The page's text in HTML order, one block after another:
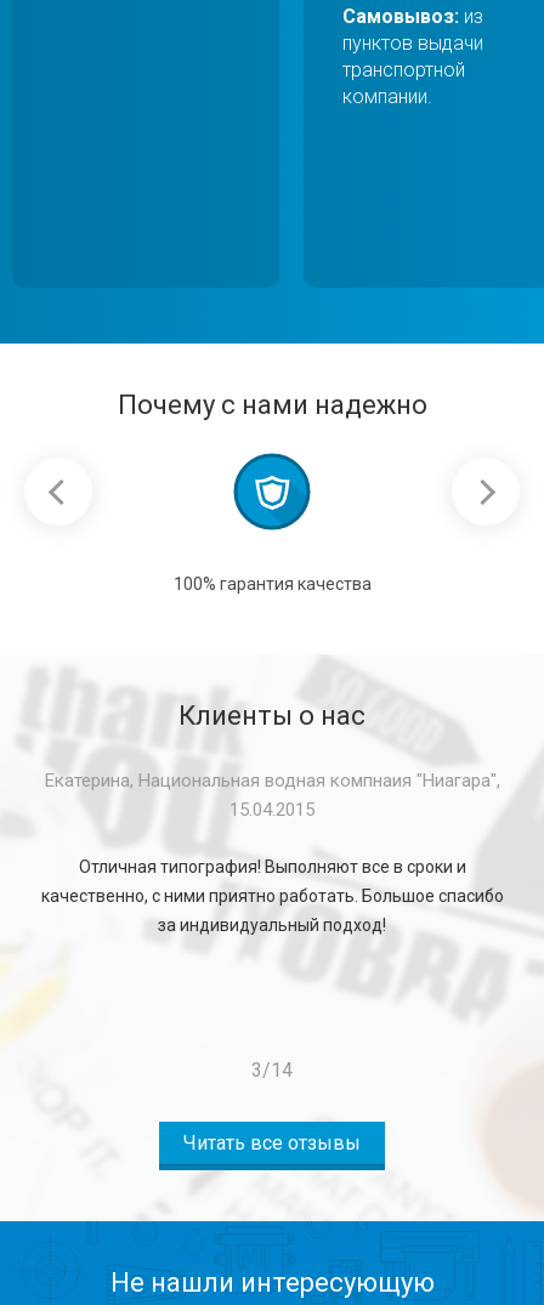
Самовывоз: из
пунктов выдачи
транспортной
компании.
Почему с нами надежно
100% гарантия качества
Клиенты о нас
Екатерина, Национальная водная компнаия "Ниагара",
15.04.2015
Отличная типография! Выполняют все в сроки и
качественно, с ними приятно работать. Большое спасибо
за индивидуальный подход!
3/14
Читать все отзывы
Не нашли интересующую